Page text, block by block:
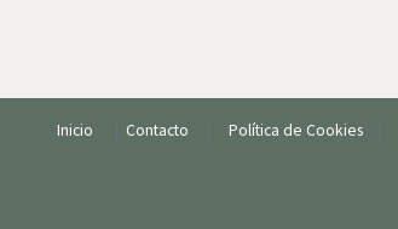
Inicio | Contacto | Política de Cookies |